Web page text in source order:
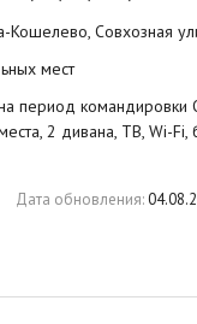
Кошелево, Совхозная
мест
период
2 дивана, ТВ, Wi-
Дата обновления: